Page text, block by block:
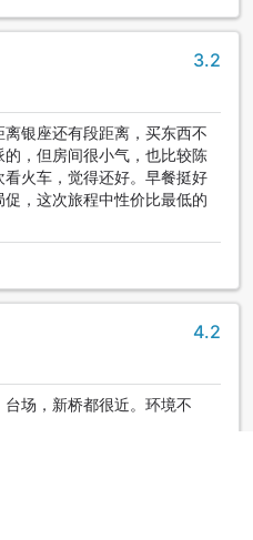
3.2
银座还有段距离，买东西不
，但房间很小气，也比较陈
火车，觉得还好。早餐挺好
，这次旅程中性价比最低的
4.2
场，新桥都很近。环境不